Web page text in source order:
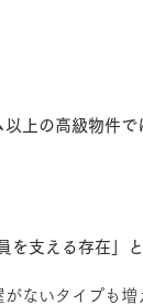
上の高級物件で
を支える存在」
ないタイプも増